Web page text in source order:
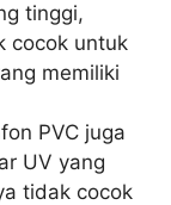
tinggi,
cocok untuk
memiliki
PVC juga
UV yang
tidak cocok